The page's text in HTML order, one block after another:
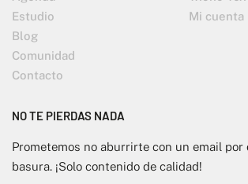
Estudio
Blog
Comunidad
Contacto
Mi cuenta
NO TE PIERDAS NADA
Prometemos no aburrirte con un email por
basura. ¡Solo contenido de calidad!